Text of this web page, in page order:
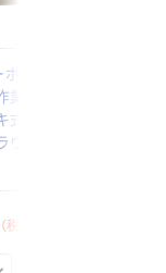
レー
業用エ
式胸付
ウン
（税込）